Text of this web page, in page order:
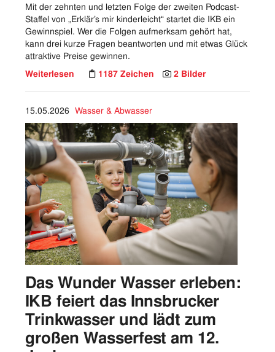
Mit der zehnten und letzten Folge der zweiten Podcast-
Staffel von „Erklär’s mir kinderleicht“ startet die IKB ein
Gewinnspiel. Wer die Folgen aufmerksam gehört hat,
kann drei kurze Fragen beantworten und mit etwas Glück
attraktive Preise gewinnen.
Weiterlesen
1187 Zeichen 2 Bilder
15.05.2026 Wasser & Abwasser
Das Wunder Wasser erleben:
IKB feiert das Innsbrucker
Trinkwasser und lädt zum
großen Wasserfest am 12.